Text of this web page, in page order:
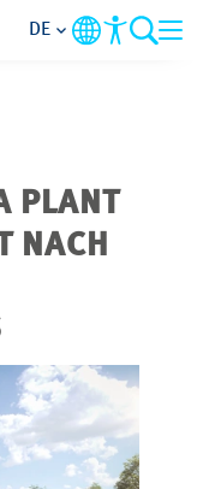
DE
PLANT
NACH